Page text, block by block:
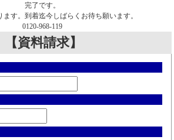
完了です。
ます。到着迄今しばらくお待ち願います。
0120-968-119
【資料請求】